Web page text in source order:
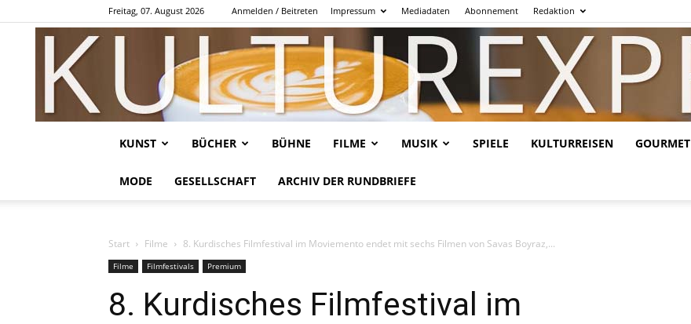
Freitag, 07. August 2026 Anmelden / Beitreten Impressum Mediadaten Abonnement Redaktion
KUNST BÜCHER BÜHNE FILME MUSIK SPIELE KULTURREISEN GOURMET
MODE GESELLSCHAFT ARCHIV DER RUNDBRIEFE
Start Filme 8. Kurdisches Filmfestival im Moviemento endet mit sechs Filmen von Savas Boyraz,...
Filme Filmfestivals Premium
8. Kurdisches Filmfestival im